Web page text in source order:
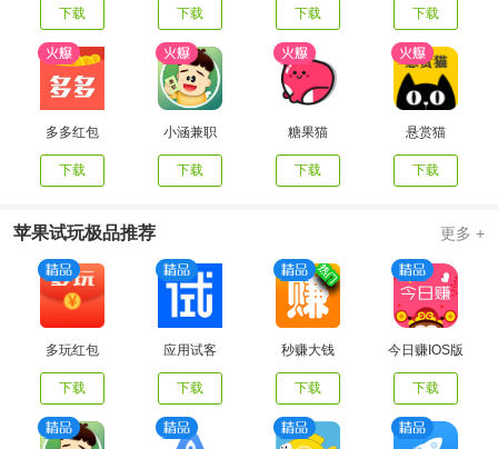
下载 下载 下载 下载
多多红包
下载
小涵兼职
下载
糖果猫
下载
悬赏猫
下载
苹果试玩极品推荐 更多 +
多玩红包
下载
应用试客
下载
秒赚大钱
下载
今日赚IOS版
下载